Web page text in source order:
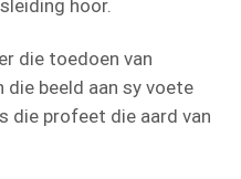
hoor.
die toedoen van
die beeld aan sy voete
die profeet die aard van